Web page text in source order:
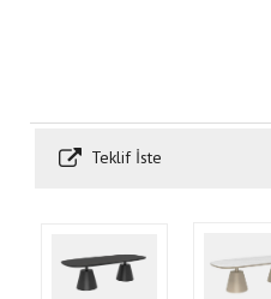
Teklif İste